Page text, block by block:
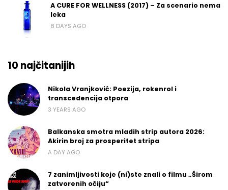
A CURE FOR WELLNESS (2017) – Za scenario nema
leka
8 DAYS AGO
10 najčitanijih
Nikola Vranjković: Poezija, rokenrol i
transcedencija otpora
3 YEARS AGO
Balkanska smotra mladih strip autora 2026:
Akirin broj za prosperitet stripa
A DAY AGO
7 zanimljivosti koje (ni)ste znali o filmu „Širom
zatvorenih očiju“